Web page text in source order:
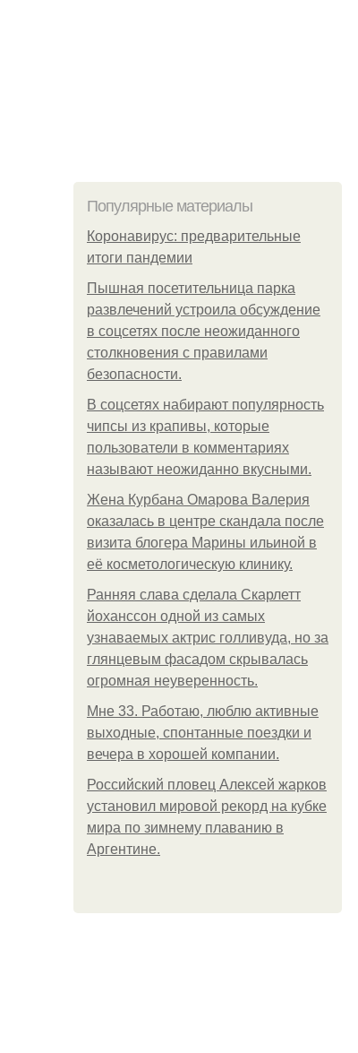
Популярные материалы
Коронавирус: предварительные
итоги пандемии
Пышная посетительница парка
развлечений устроила обсуждение
в соцсетях после неожиданного
столкновения с правилами
безопасности.
В соцсетях набирают популярность
чипсы из крапивы, которые
пользователи в комментариях
называют неожиданно вкусными.
Жена Курбана Омарова Валерия
оказалась в центре скандала после
визита блогера Марины ильиной в
её косметологическую клинику.
Ранняя слава сделала Скарлетт
йоханссон одной из самых
узнаваемых актрис голливуда, но за
глянцевым фасадом скрывалась
огромная неуверенность.
Мне 33. Работаю, люблю активные
выходные, спонтанные поездки и
вечера в хорошей компании.
Российский пловец Алексей жарков
установил мировой рекорд на кубке
мира по зимнему плаванию в
Аргентине.